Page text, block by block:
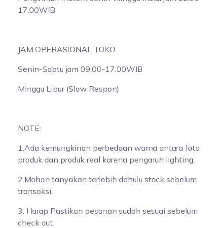
17.00WIB
JAM OPERASIONAL TOKO
Senin-Sabtu jam 09.00-17.00WIB
Minggu Libur (Slow Respon)
NOTE:
1.Ada kemungkinan perbedaan warna antara foto
produk dan produk real karena pengaruh lighting.
2.Mohon tanyakan terlebih dahulu stock sebelum
transaksi.
3. Harap Pastikan pesanan sudah sesuai sebelum
check out.